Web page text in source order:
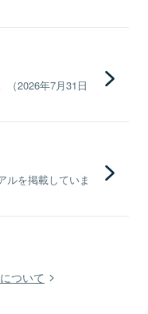
（2026年7月31日
ルを掲載していま
ついて